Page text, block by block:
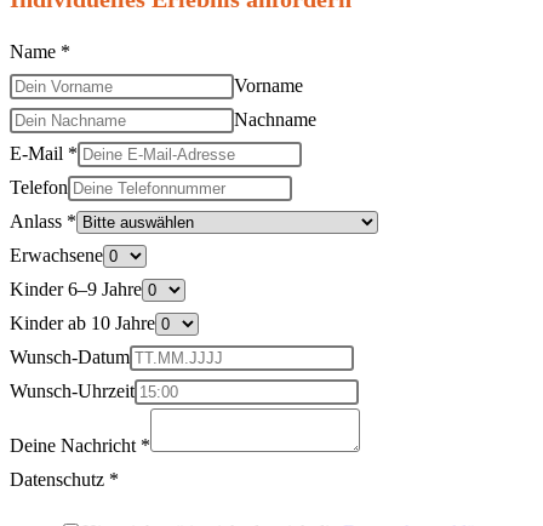
Name *
Vorname
Nachname
E-Mail *
Telefon
Anlass *
Erwachsene
Kinder 6–9 Jahre
Kinder ab 10 Jahre
Wunsch-Datum
Wunsch-Uhrzeit
Deine Nachricht *
Datenschutz *